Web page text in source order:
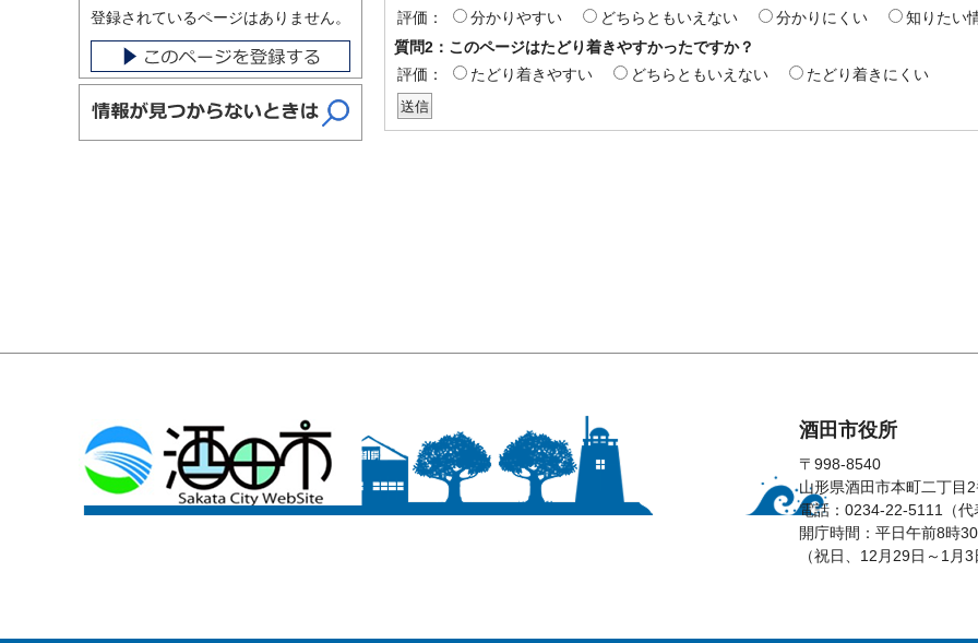
評価：
分かりやすい どちらともいえない 分かりにくい
知りたい
質問2：このページはたどり着きやすかったですか？
評価：
たどり着きやすい どちらともいえない たどり着きにくい
登録されているページはありません。
酒田市役所
〒998-8540
山形県酒田市本町二丁目
電話：0234-22-5111（代
開庁時間：平日午前8時
（祝日、12月29日～1月3